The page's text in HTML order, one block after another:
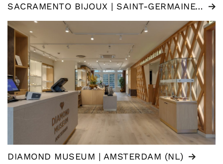
SACRAMENTO BIJOUX | SAINT-GERMAINE-EN-LAYE (FR)
DIAMOND MUSEUM | AMSTERDAM (NL)